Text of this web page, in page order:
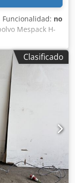
Funcionalidad: no
Mespack H-
minuto. Incluye
Ews
Clasificado